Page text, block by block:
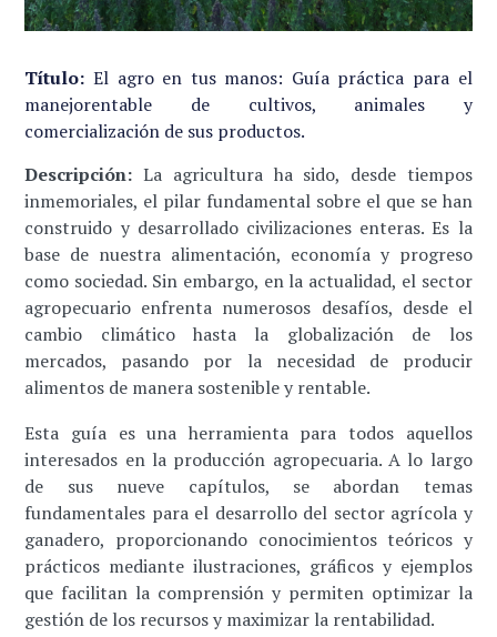
Título: El agro en tus manos: Guía práctica para el
manejorentable de cultivos, animales y
comercialización de sus productos.
Descripción: La agricultura ha sido, desde tiempos
inmemoriales, el pilar fundamental sobre el que se han
construido y desarrollado civilizaciones enteras. Es la
base de nuestra alimentación, economía y progreso
como sociedad. Sin embargo, en la actualidad, el sector
agropecuario enfrenta numerosos desafíos, desde el
cambio climático hasta la globalización de los
mercados, pasando por la necesidad de producir
alimentos de manera sostenible y rentable.
Esta guía es una herramienta para todos aquellos
interesados en la producción agropecuaria. A lo largo
de sus nueve capítulos, se abordan temas
fundamentales para el desarrollo del sector agrícola y
ganadero, proporcionando conocimientos teóricos y
prácticos mediante ilustraciones, gráficos y ejemplos
que facilitan la comprensión y permiten optimizar la
gestión de los recursos y maximizar la rentabilidad.